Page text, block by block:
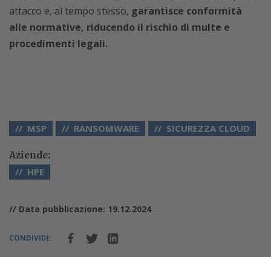
attacco e, al tempo stesso, garantisce conformità
alle normative, riducendo il rischio di multe e
procedimenti legali.
MSP RANSOMWARE SICUREZZA CLOUD
Aziende:
HPE
// Data pubblicazione: 19.12.2024
CONDIVIDI: